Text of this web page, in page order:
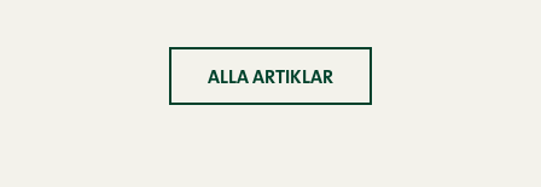
ALLA ARTIKLAR